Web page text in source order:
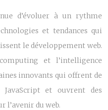
d’évoluer à un rythme
et tendances qui
le développement web.
et l’intelligence
innovants qui offrent de
et ouvrent des
l’avenir du web.